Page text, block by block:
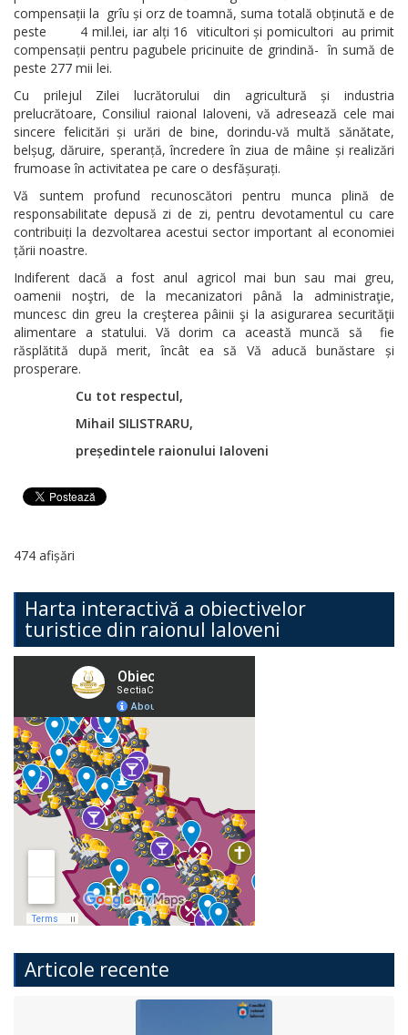
compensații la grîu și orz de toamnă, suma totală obținută e de
peste 4 mil.lei, iar alți 16 viticultori și pomicultori au primit
compensații pentru pagubele pricinuite de grindină- în sumă de
peste 277 mii lei.
Cu prilejul Zilei lucrătorului din agricultură și industria
prelucrătoare, Consiliul raional Ialoveni, vă adresează cele mai
sincere felicitări și urări de bine, dorindu-vă multă sănătate,
belșug, dăruire, speranță, încredere în ziua de mâine și realizări
frumoase în activitatea pe care o desfășurați.
Vă suntem profund recunoscători pentru munca plină de
responsabilitate depusă zi de zi, pentru devotamentul cu care
contribuiți la dezvoltarea acestui sector important al economiei
țării noastre.
Indiferent dacă a fost anul agricol mai bun sau mai greu,
oamenii noştri, de la mecanizatori până la administraţie,
muncesc din greu la creşterea pâinii şi la asigurarea securităţii
alimentare a statului. Vă dorim ca această muncă să fie
răsplătită după merit, încât ea să Vă aducă bunăstare și
prosperare.
Cu tot respectul,
Mihail SILISTRARU,
președintele raionului Ialoveni
474 afișări
Harta interactivă a obiectivelor
turistice din raionul Ialoveni
Articole recente